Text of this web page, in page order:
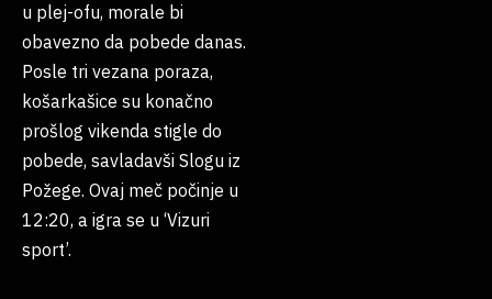
u plej-ofu, morale bi
obavezno da pobede danas.
Posle tri vezana poraza,
košarkašice su konačno
prošlog vikenda stigle do
pobede, savladavši Slogu iz
Požege. Ovaj meč počinje u
12:20, a igra se u ‘Vizuri
sport’.